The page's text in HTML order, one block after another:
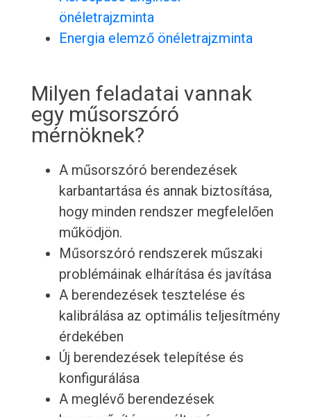
önéletrajzminta
Energia elemző önéletrajzminta
Milyen feladatai vannak
egy műsorszóró
mérnöknek?
A műsorszóró berendezések
karbantartása és annak biztosítása,
hogy minden rendszer megfelelően
működjön.
Műsorszóró rendszerek műszaki
problémáinak elhárítása és javítása
A berendezések tesztelése és
kalibrálása az optimális teljesítmény
érdekében
Új berendezések telepítése és
konfigurálása
A meglévő berendezések